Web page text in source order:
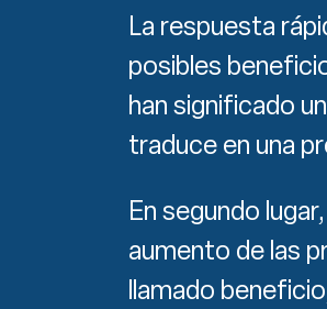
La respuesta
posibles
han significado
traduce en una
En segundo
aumento de las
llamado